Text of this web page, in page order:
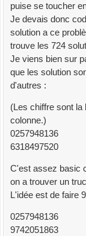
puise se toucher
Je devais donc
solution a ce
trouve les 724
Je viens bien sur
que les solution
d'autres :
(Les chiffre sont la
colonne.)
0257948136
6318497520
C'est assez basic
on a trouver un
L'idée est de faire
0257948136
9742051863